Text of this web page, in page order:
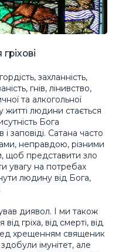
захланність,
гнів, лінивство,
та алкогольної
житті людини стається
Бога
заповіді. Сатана часто
неправдою, різними
щоб представити зло
увагу на потребах
людину від Бога,
диявол. І ми також
гріха, від смерті, від
хрещенням священик
імунітет, але